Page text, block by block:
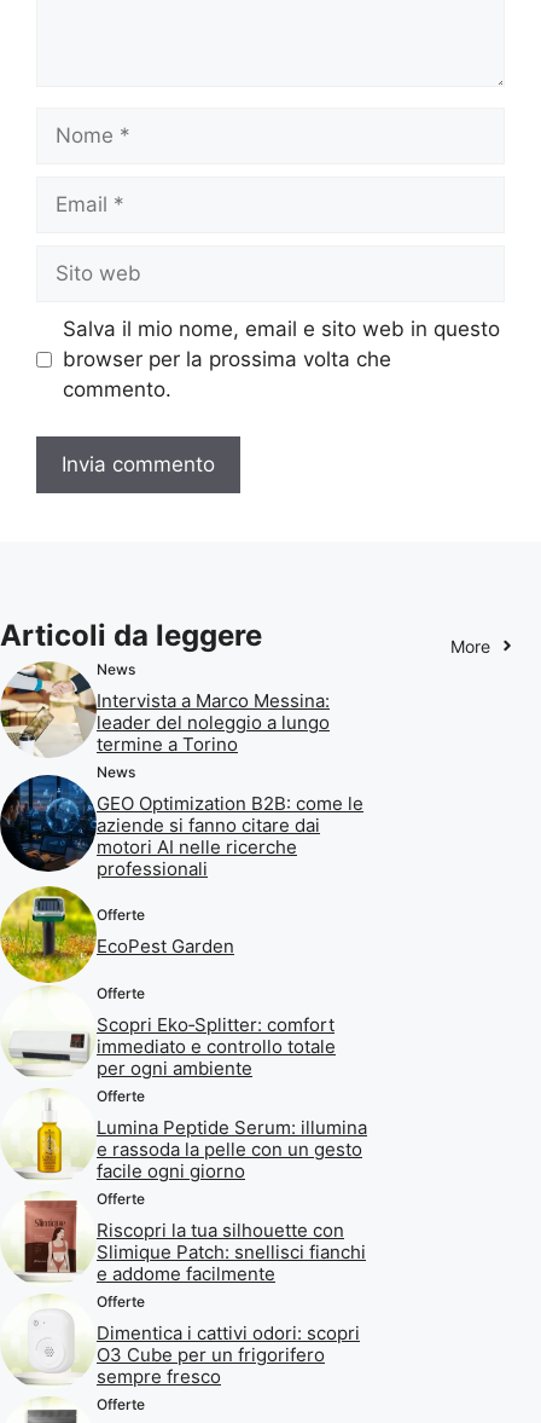
Nome
Email
Sito
web
Salva il mio nome, email e sito web in questo
browser per la prossima volta che
commento.
Articoli da leggere More
News
Intervista a Marco Messina:
leader del noleggio a lungo
termine a Torino
News
GEO Optimization B2B: come le
aziende si fanno citare dai
motori AI nelle ricerche
professionali
Offerte
EcoPest Garden
Offerte
Scopri Eko‑Splitter: comfort
immediato e controllo totale
per ogni ambiente
Offerte
Lumina Peptide Serum: illumina
e rassoda la pelle con un gesto
facile ogni giorno
Offerte
Riscopri la tua silhouette con
Slimique Patch: snellisci fianchi
e addome facilmente
Offerte
Dimentica i cattivi odori: scopri
O3 Cube per un frigorifero
sempre fresco
Offerte